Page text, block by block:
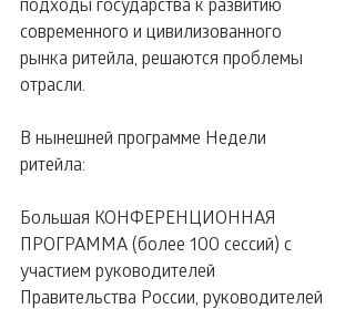
современного и цивилизованного
рынка ритейла, решаются проблемы
отрасли.
В нынешней программе Недели
ритейла:
Большая КОНФЕРЕНЦИОННАЯ
ПРОГРАММА (более 100 сессий) с
участием руководителей
Правительства России, руководителей